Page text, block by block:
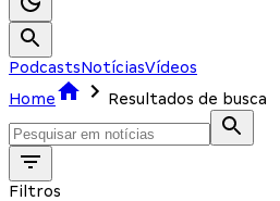
PodcastsNotíciasVídeos
Home
Resultados de busca
Filtros